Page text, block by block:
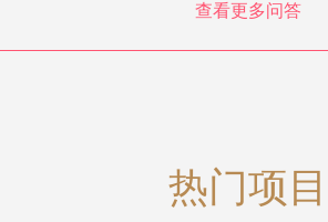
查看更多问答
热门项目